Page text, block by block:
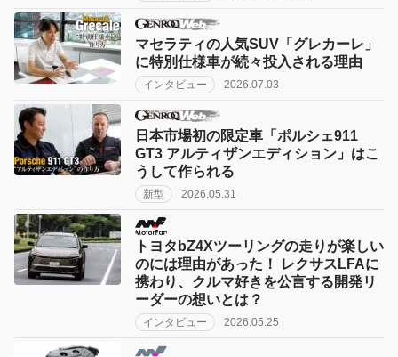
マセラティの人気SUV「グレカーレ」
に特別仕様車が続々投入される理由
インタビュー 2026.07.03
日本市場初の限定車「ポルシェ911
GT3 アルティザンエディション」はこ
うして作られる
新型 2026.05.31
トヨタbZ4Xツーリングの走りが楽しい
のには理由があった！ レクサスLFAに
携わり、クルマ好きを公言する開発リ
ーダーの想いとは？
インタビュー 2026.05.25